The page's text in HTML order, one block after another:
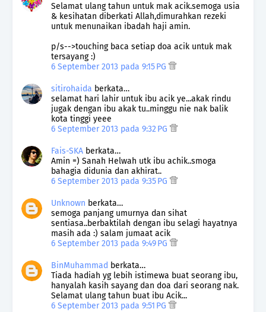
Selamat ulang tahun untuk mak acik.semoga usia
& kesihatan diberkati Allah,dimurahkan rezeki
untuk menunaikan ibadah haji amin.
p/s-->touching baca setiap doa acik untuk mak
tersayang :)
6 September 2013 pada 9:15 PG
sitirohaida berkata…
selamat hari lahir untuk ibu acik ye...akak rindu
jugak dengan ibu akak tu..minggu nie nak balik
kota tinggi yeee
6 September 2013 pada 9:32 PG
Fais-SKA berkata…
Amin =) Sanah Helwah utk ibu achik..smoga
bahagia didunia dan akhirat..
6 September 2013 pada 9:35 PG
Unknown berkata…
semoga panjang umurnya dan sihat
sentiasa..berbaktilah dengan ibu selagi hayatnya
masih ada :) salam jumaat acik
6 September 2013 pada 9:49 PG
BinMuhammad berkata…
Tiada hadiah yg lebih istimewa buat seorang ibu,
hanyalah kasih sayang dan doa dari seorang nak.
Selamat ulang tahun buat ibu Acik...
6 September 2013 pada 9:51 PG